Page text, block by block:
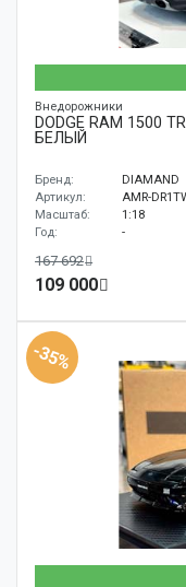
Внедорожники
DODGE RAM 1500
БЕЛЫЙ
Бренд:
DIAMAND
Артикул:
AMR-
Масштаб:
1:18
Год:
-
167 692
109 000
-35%